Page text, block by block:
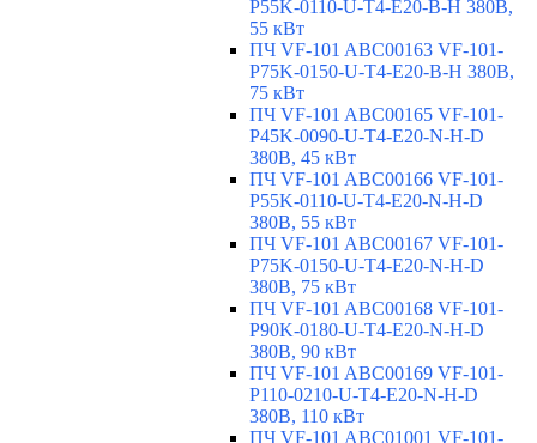
P55K-0110-U-T4-E20-B-H 380В,
55 кВт
ПЧ VF-101 ABC00163 VF-101-
P75K-0150-U-T4-E20-B-H 380В,
75 кВт
ПЧ VF-101 ABC00165 VF-101-
P45K-0090-U-T4-E20-N-H-D
380В, 45 кВт
ПЧ VF-101 ABC00166 VF-101-
P55K-0110-U-T4-E20-N-H-D
380В, 55 кВт
ПЧ VF-101 ABC00167 VF-101-
P75K-0150-U-T4-E20-N-H-D
380В, 75 кВт
ПЧ VF-101 ABC00168 VF-101-
P90K-0180-U-T4-E20-N-H-D
380В, 90 кВт
ПЧ VF-101 ABC00169 VF-101-
P110-0210-U-T4-E20-N-H-D
380В, 110 кВт
ПЧ VF-101 ABC01001 VF-101-